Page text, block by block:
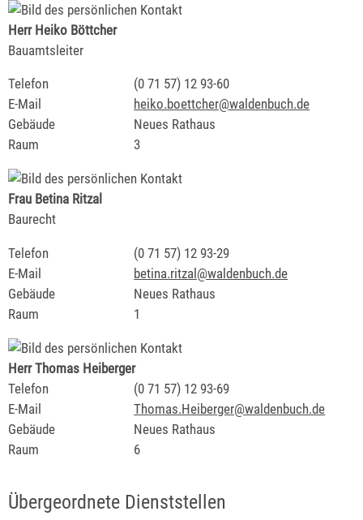
Herr Heiko Böttcher
Bauamtsleiter
Telefon (0 71 57) 12 93-60
E-Mail
heiko.boettcher@waldenbuch.de
Gebäude
Neues Rathaus
Raum
3
Frau Betina Ritzal
Baurecht
Telefon (0 71 57) 12 93-29
E-Mail
betina.ritzal@waldenbuch.de
Gebäude
Neues Rathaus
Raum
1
Herr Thomas Heiberger
Telefon
(0 71 57) 12 93-69
E-Mail
Thomas.Heiberger@waldenbuch.de
Gebäude
Neues Rathaus
Raum
6
Übergeordnete Dienststellen